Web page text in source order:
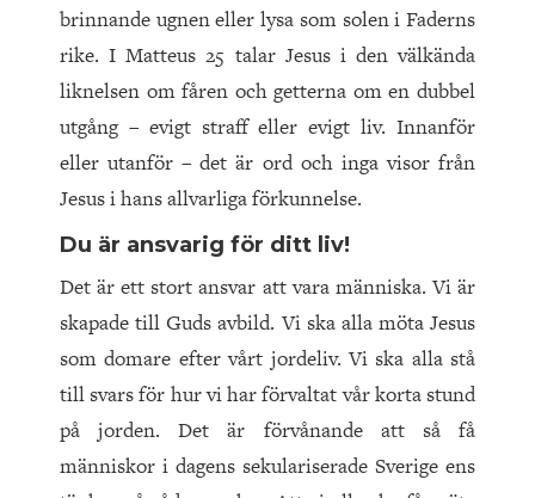
brinnande ugnen eller lysa som solen i Faderns
rike. I Matteus 25 talar Jesus i den välkända
liknelsen om fåren och getterna om en dubbel
utgång – evigt straff eller evigt liv. Innanför
eller utanför – det är ord och inga visor från
Jesus i hans allvarliga förkunnelse.
Du är ansvarig för ditt liv!
Det är ett stort ansvar att vara människa. Vi är
skapade till Guds avbild. Vi ska alla möta Jesus
som domare efter vårt jordeliv. Vi ska alla stå
till svars för hur vi har förvaltat vår korta stund
på jorden. Det är förvånande att så få
människor i dagens sekulariserade Sverige ens